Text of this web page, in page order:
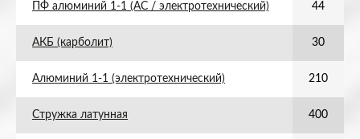
ПФ алюминий 1-1 (АС / электротехнический) 44
АКБ (карболит) 30
Алюминий 1-1 (электротехнический) 210
Стружка латунная 400